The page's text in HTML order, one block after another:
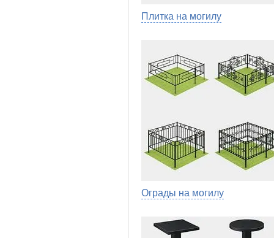
Плитка на могилу
Ограды на могилу